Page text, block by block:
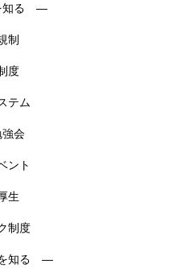
知る ―
制
度
テム
会
ント
生
制度
知る ―